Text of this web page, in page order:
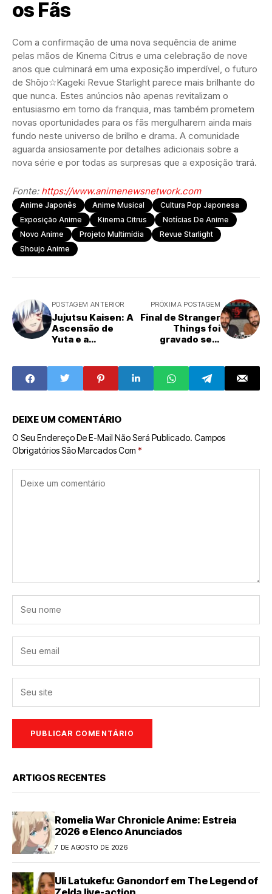
os Fãs
Com a confirmação de uma nova sequência de anime
pelas mãos de Kinema Citrus e uma celebração de nove
anos que culminará em uma exposição imperdível, o futuro
de Shōjo☆Kageki Revue Starlight parece mais brilhante do
que nunca. Estes anúncios não apenas revitalizam o
entusiasmo em torno da franquia, mas também prometem
novas oportunidades para os fãs mergulharem ainda mais
fundo neste universo de brilho e drama. A comunidade
aguarda ansiosamente por detalhes adicionais sobre a
nova série e por todas as surpresas que a exposição trará.
Fonte: https://www.animenewsnetwork.com
Anime Japonês Anime Musical
Cultura Pop Japonesa
Exposição Anime
Kinema Citrus
Notícias De Anime
Novo Anime
Projeto Multimídia
Revue Starlight
Shoujo Anime
POSTAGEM ANTERIOR
Jujutsu Kaisen: A
Ascensão de
Yuta e a
Feiticeiro Mais
Forte
PRÓXIMA POSTAGEM
Final de Stranger
Things foi
gravado sem
DEIXE UM COMENTÁRIO
O Seu Endereço De E-Mail Não Será Publicado. Campos
Obrigatórios São Marcados Com *
ARTIGOS RECENTES
Romelia War Chronicle Anime: Estreia
2026 e Elenco Anunciados
7 DE AGOSTO DE 2026
Uli Latukefu: Ganondorf em The Legend of